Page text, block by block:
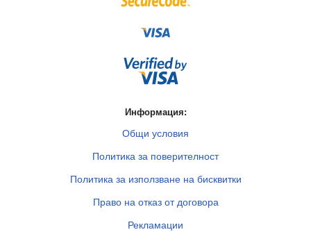
Информация:
Общи условия
Политика за поверителност
Политика за използване на бисквитки
Право на отказ от договора
Рекламации